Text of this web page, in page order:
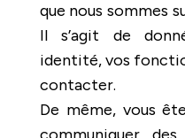
que nous sommes
Il s’agit de
identité, vos
contacter.
De même, vous